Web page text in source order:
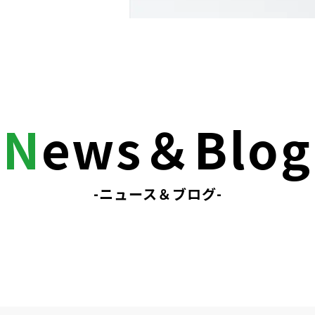
News＆Blog
-ニュース＆ブログ-